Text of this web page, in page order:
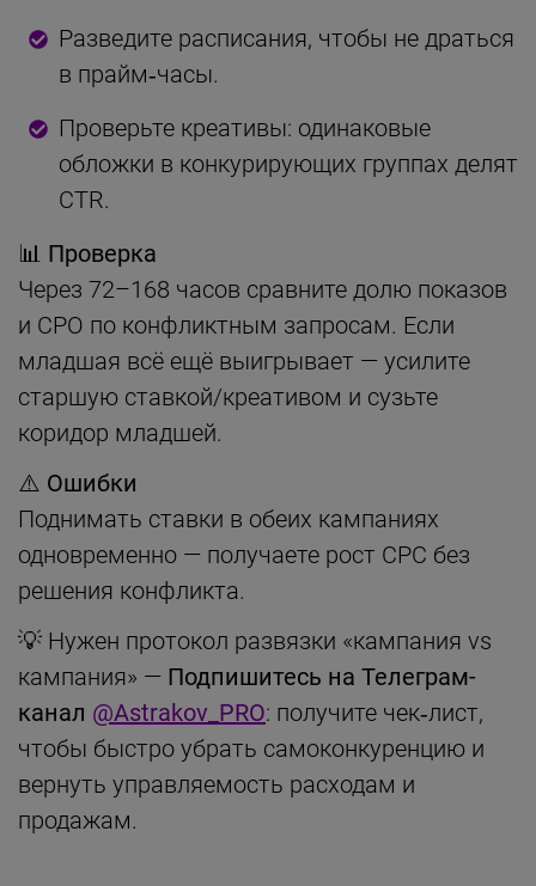
Разведите расписания, чтобы не драться
в прайм‑часы.
Проверьте креативы: одинаковые
обложки в конкурирующих группах делят
CTR.
📊 Проверка
Через 72–168 часов сравните долю показов
и CPO по конфликтным запросам. Если
младшая всё ещё выигрывает — усилите
старшую ставкой/креативом и сузьте
коридор младшей.
⚠️ Ошибки
Поднимать ставки в обеих кампаниях
одновременно — получаете рост CPC без
решения конфликта.
💡 Нужен протокол развязки «кампания vs
кампания» — Подпишитесь на Телеграм-
канал @Astrakov_PRO: получите чек‑лист,
чтобы быстро убрать самоконкуренцию и
вернуть управляемость расходам и
продажам.